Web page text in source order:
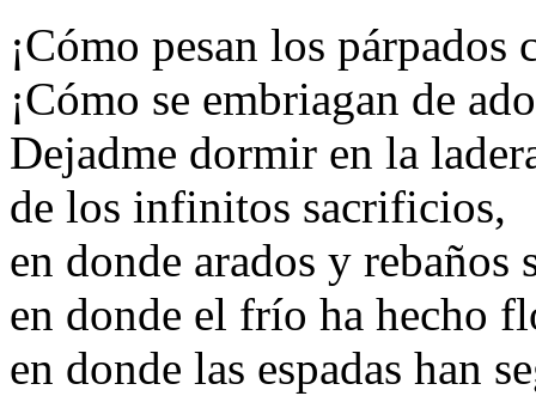
¡Cómo pesan los
¡Cómo se embriagan de
Dejadme dormir en la
de los infinitos sacrificios,
en donde arados y rebaños
en donde el frío ha hecho
en donde las espadas han